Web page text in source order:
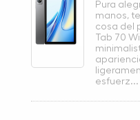
Pura
manos,
cosa del
Tab 70
esfuerz...